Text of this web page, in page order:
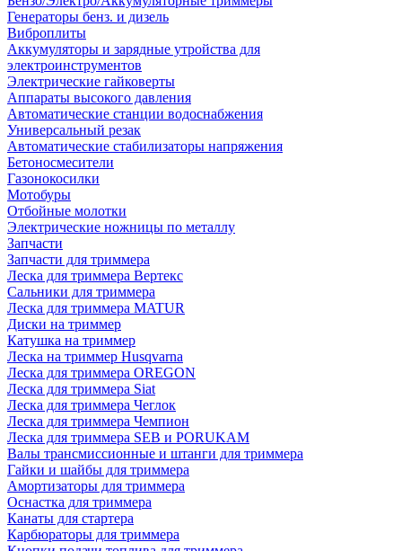
Генераторы бенз. и дизель
Виброплиты
Аккумуляторы и зарядные утройства для
электроинструментов
Электрические гайковерты
Аппараты высокого давления
Автоматические станции водоснабжения
Универсальный резак
Автоматические стабилизаторы напряжения
Бетоносмесители
Газонокосилки
Мотобуры
Отбойные молотки
Электрические ножницы по металлу
Запчасти
Запчасти для триммера
Леска для триммера Вертекс
Сальники для триммера
Леска для триммера MATUR
Диски на триммер
Катушка на триммер
Леска на триммер Husqvarna
Леска для триммера OREGON
Леска для триммера Siat
Леска для триммера Чеглок
Леска для триммера Чемпион
Леска для триммера SEB и PORUKAM
Валы трансмиссионные и штанги для триммера
Гайки и шайбы для триммера
Амортизаторы для триммера
Оснастка для триммера
Канаты для стартера
Карбюраторы для триммера